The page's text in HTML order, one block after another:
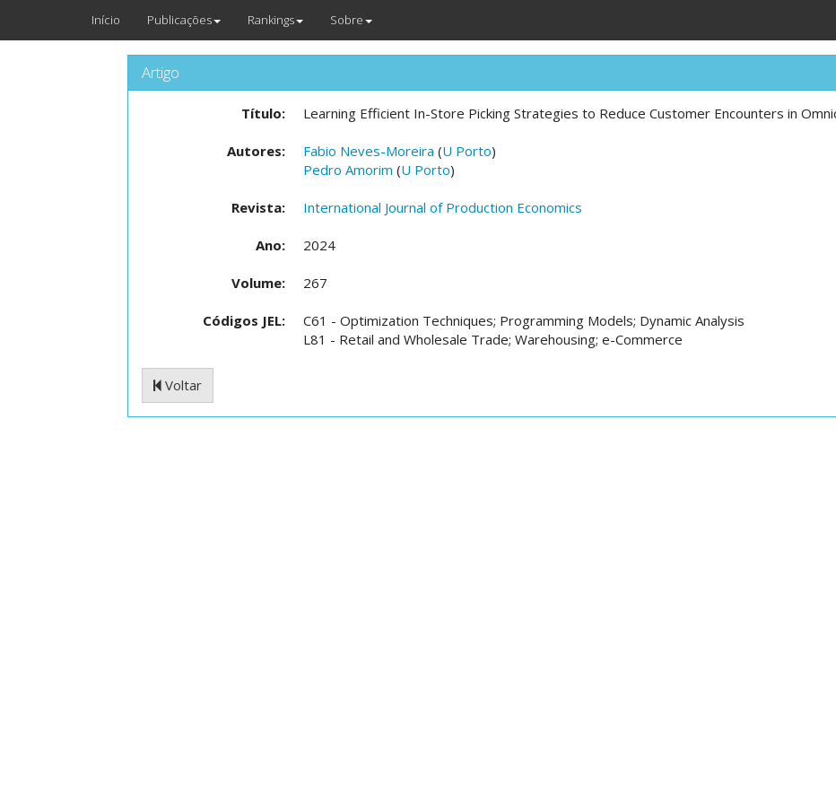
Início Publicações Rankings Sobre
Artigo
Título: Learning Efficient In-Store Picking Strategies to Reduce Customer Encounters in
Autores: Fabio Neves-Moreira (U Porto)
Pedro Amorim (U Porto)
Revista: International Journal of Production Economics
Ano: 2024
Volume: 267
Códigos JEL:
C61 - Optimization Techniques; Programming Models; Dynamic Analysis
L81 - Retail and Wholesale Trade; Warehousing; e-Commerce
Voltar